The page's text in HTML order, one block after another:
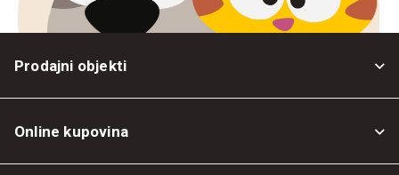
Prodajni objekti
Online kupovina